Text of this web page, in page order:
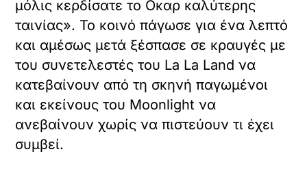
μόλις κερδίσατε το Οκαρ καλύτερης
ταινίας». Το κοινό πάγωσε για ένα λεπτό
και αμέσως μετά ξέσπασε σε κραυγές με
του συνετελεστές του La La Land να
κατεβαίνουν από τη σκηνή παγωμένοι
και εκείνους του Moonlight να
ανεβαίνουν χωρίς να πιστεύουν τι έχει
συμβεί.